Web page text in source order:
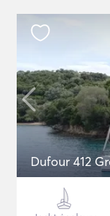
Dufour 412